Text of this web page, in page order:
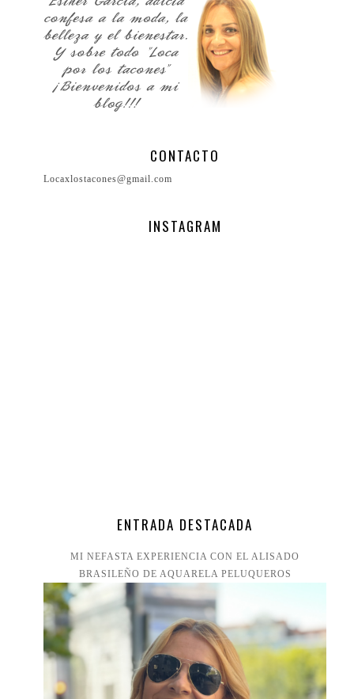
CONTACTO
Locaxlostacones@gmail.com
INSTAGRAM
ENTRADA DESTACADA
MI NEFASTA EXPERIENCIA CON EL ALISADO
BRASILEÑO DE AQUARELA PELUQUEROS